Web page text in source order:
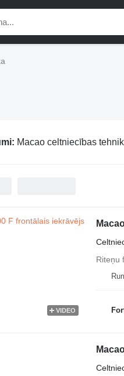
Macao celtniecības
VIDEO
Riteņu